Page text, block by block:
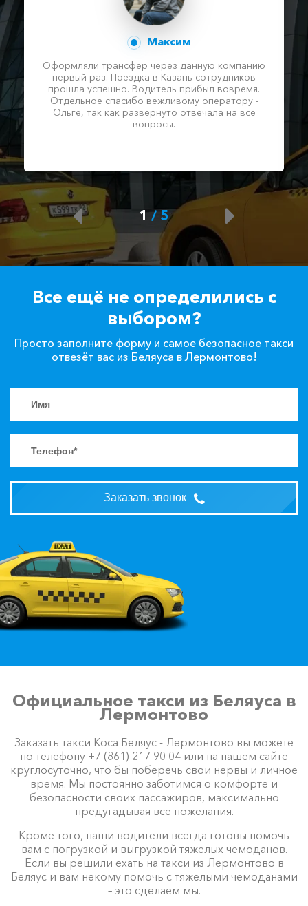
Максим
Оформляли трансфер через данную компанию
первый раз. Поездка в Казань сотрудников
прошла успешно. Водитель прибыл вовремя.
Отдельное спасибо вежливому оператору -
Ольге, так как развернуто отвечала на все
вопросы.
1/ 5
Все ещё не определились с
выбором?
Просто заполните форму и самое безопасное такси
отвезёт вас из Беляуса в Лермонтово!
Заказать звонок
Официальное такси из Беляуса в
Лермонтово
Заказать такси Коса Беляус - Лермонтово вы можете
по телефону +7 (861) 217 90 04 или на нашем сайте
круглосуточно, что бы поберечь свои нервы и личное
время. Мы постоянно заботимся о комфорте и
безопасности своих пассажиров, максимально
предугадывая все пожелания.
Кроме того, наши водители всегда готовы помочь
вам с погрузкой и выгрузкой тяжелых чемоданов.
Если вы решили ехать на такси из Лермонтово в
Беляус и вам некому помочь с тяжелыми чемоданами
– это сделаем мы.